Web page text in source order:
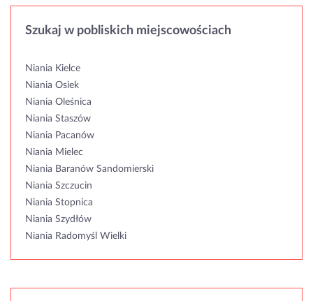
Szukaj w pobliskich miejscowościach
Niania Kielce
Niania Osiek
Niania Oleśnica
Niania Staszów
Niania Pacanów
Niania Mielec
Niania Baranów Sandomierski
Niania Szczucin
Niania Stopnica
Niania Szydłów
Niania Radomyśl Wielki